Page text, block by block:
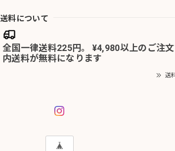
送料について
全国一律送料225円。 ¥4,980以上のご注文
内送料が無料になります
送